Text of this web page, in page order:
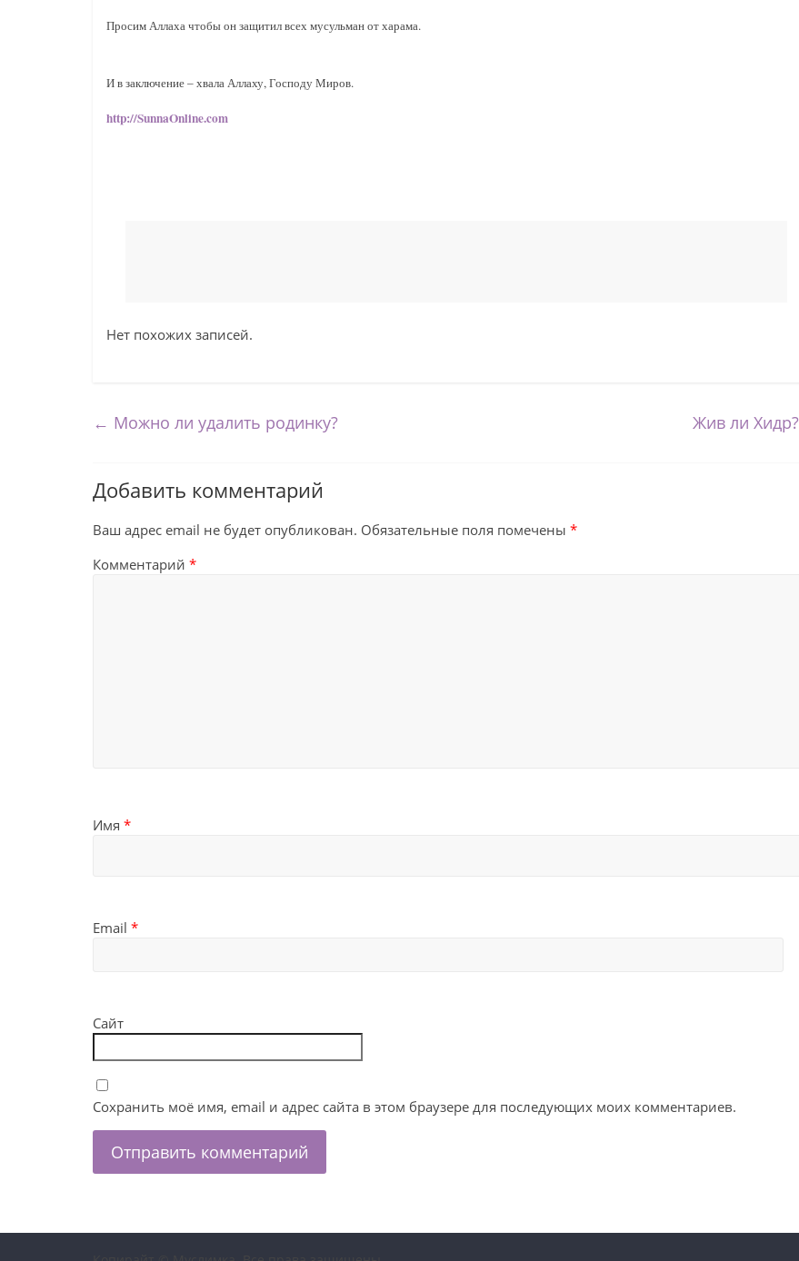
Просим Аллаха чтобы он защитил всех мусульман от харама.
И в заключение – хвала Аллаху, Господу Миров.
http://SunnaOnline.com
Нет похожих записей.
← Можно ли удалить родинку? Жив ли Хидр?
Добавить комментарий
Ваш адрес email не будет опубликован. Обязательные поля помечены *
Комментарий *
Имя *
Email *
Сайт
Сохранить моё имя, email и адрес сайта в этом браузере для последующих моих комментариев.